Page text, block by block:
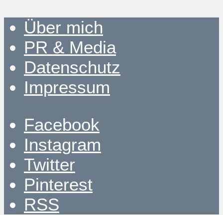
Über mich
PR & Media
Datenschutz
Impressum
Facebook
Instagram
Twitter
Pinterest
RSS